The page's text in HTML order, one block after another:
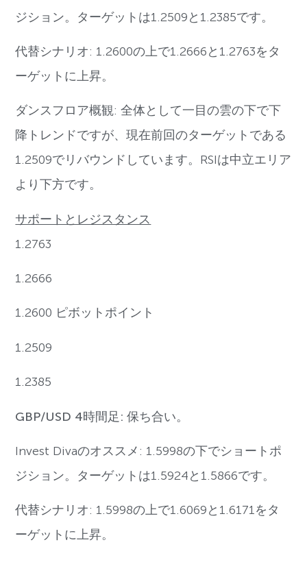
ジション。ターゲットは1.2509と1.2385です。
代替シナリオ: 1.2600の上で1.2666と1.2763をタ
ーゲットに上昇。
ダンスフロア概観: 全体として一目の雲の下で下
降トレンドですが、現在前回のターゲットである
1.2509でリバウンドしています。RSIは中立エリア
より下方です。
サポートとレジスタンス
1.2763
1.2666
1.2600 ピボットポイント
1.2509
1.2385
GBP/USD 4時間足: 保ち合い。
Invest Divaのオススメ: 1.5998の下でショートポ
ジション。ターゲットは1.5924と1.5866です。
代替シナリオ: 1.5998の上で1.6069と1.6171をタ
ーゲットに上昇。